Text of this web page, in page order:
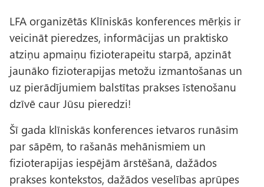
LFA organizētās Klīniskās konferences mērķis ir
veicināt pieredzes, informācijas un praktisko
atziņu apmaiņu fizioterapeitu starpā, apzināt
jaunāko fizioterapijas metožu izmantošanas un
uz pierādījumiem balstītas prakses īstenošanu
dzīvē caur Jūsu pieredzi!
Šī gada klīniskās konferences ietvaros runāsim
par sāpēm, to rašanās mehānismiem un
fizioterapijas iespējām ārstēšanā, dažādos
prakses kontekstos, dažādos veselības aprūpes